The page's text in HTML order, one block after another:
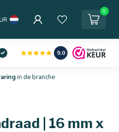
0
9.0
in de branche
| 16 mm x